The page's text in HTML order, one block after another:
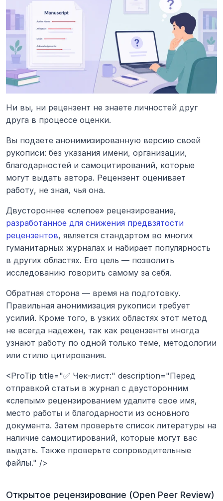
Ни вы, ни рецензент не знаете личностей друг
друга в процессе оценки.
Вы подаете анонимизированную версию своей
рукописи: без указания имени, организации,
благодарностей и самоцитирований, которые
могут выдать автора. Рецензент оценивает
работу, не зная, чья она.
разработанное для снижения предвзятости
рецензентов, является стандартом во многих
гуманитарных журналах и набирает популярность
в других областях. Его цель — позволить
исследованию говорить самому за себя.
Обратная сторона — время на подготовку.
Правильная анонимизация рукописи требует
усилий. Кроме того, в узких областях этот метод
не всегда надежен, так как рецензенты иногда
узнают работу по одной только теме, методологии
или стилю цитирования.
<ProTip title="✅ Чек-лист:" description="Перед
отправкой статьи в журнал с двусторонним
«слепым» рецензированием удалите свое имя,
место работы и благодарности из основного
документа. Затем проверьте список литературы на
наличие самоцитирований, которые могут вас
выдать. Также проверьте сопроводительные
файлы." />
Открытое рецензирование (Open Peer Review)